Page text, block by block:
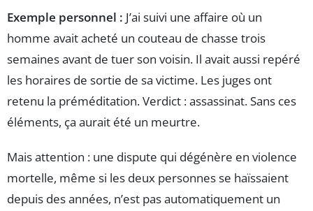
Exemple personnel : J’ai suivi une affaire où un
homme avait acheté un couteau de chasse trois
semaines avant de tuer son voisin. Il avait aussi repéré
les horaires de sortie de sa victime. Les juges ont
retenu la préméditation. Verdict : assassinat. Sans ces
éléments, ça aurait été un meurtre.
Mais attention : une dispute qui dégénère en violence
mortelle, même si les deux personnes se haïssaient
depuis des années, n’est pas automatiquement un